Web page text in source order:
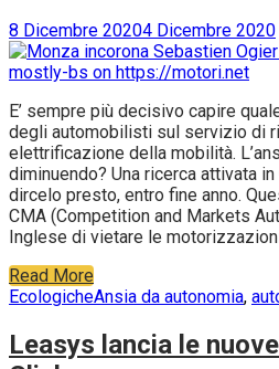
8 Dicembre 20204 Dicembre 2020
E’ sempre più decisivo capire
degli automobilisti sul servizio di
elettrificazione della mobilità.
diminuendo? Una ricerca attivata
dircelo presto, entro fine anno.
CMA (Competition and Markets
Inglese di vietare le
Read More
EcologicheAnsia da autonomia,
Leasys lancia le